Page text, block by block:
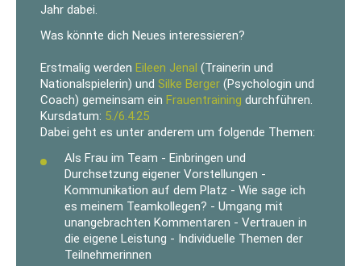
Jahr dabei.
Was könnte dich Neues interessieren?
Erstmalig werden Eileen Jenal (Trainerin und
Nationalspielerin) und Silke Berger (Psychologin und
Coach) gemeinsam ein Frauentraining durchführen.
Kursdatum: 5./6.4.25
Dabei geht es unter anderem um folgende Themen:
Als Frau im Team - Einbringen und
Durchsetzung eigener Vorstellungen -
Kommunikation auf dem Platz - Wie sage ich
es meinem Teamkollegen? - Umgang mit
unangebrachten Kommentaren - Vertrauen in
die eigene Leistung - Individuelle Themen der
Teilnehmerinnen